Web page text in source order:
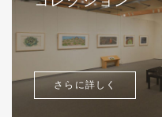
さらに詳しく